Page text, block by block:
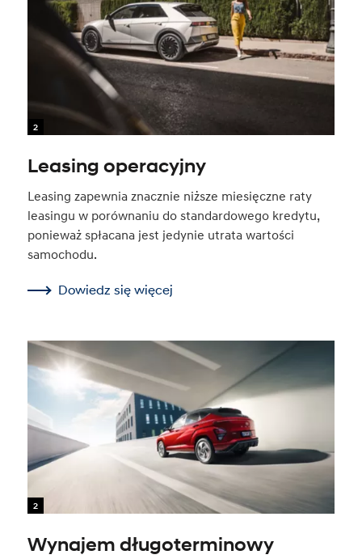
2
Leasing operacyjny
Leasing zapewnia znacznie niższe miesięczne raty
leasingu w porównaniu do standardowego kredytu,
ponieważ spłacana jest jedynie utrata wartości
samochodu.
Dowiedz się więcej
2
Wynajem długoterminowy